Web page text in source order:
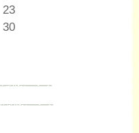
23
30